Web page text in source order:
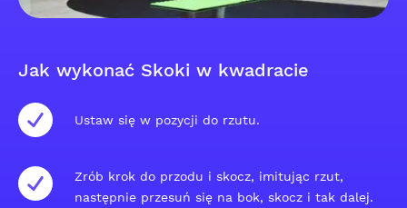
Jak wykonać Skoki w kwadracie
Ustaw się w pozycji do rzutu.
Zrób krok do przodu i skocz, imitując rzut,
następnie przesuń się na bok, skocz i tak dalej.